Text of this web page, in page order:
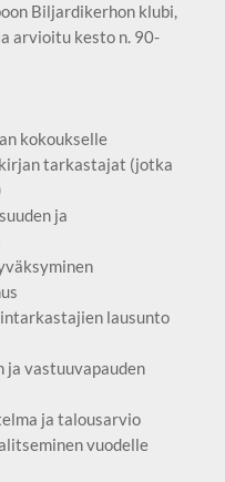
Biljardikerhon klubi,
arvioitu kesto n. 90-
kokoukselle
tarkastajat (jotka
ja
lausunto
ja vastuuvapauden
ja talousarvio
vuodelle